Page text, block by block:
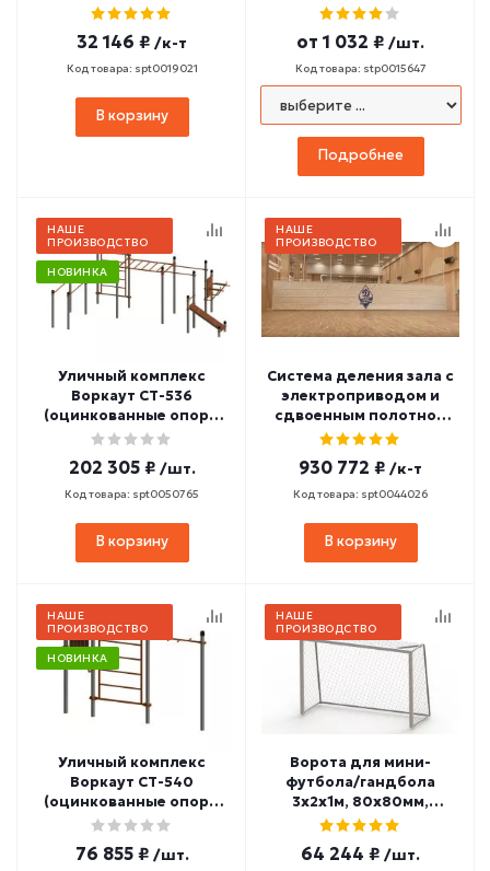
32 146 ₽ /к-т
Код товара: spt0019021
В корзину
от 1 032 ₽ /шт.
Код товара: stp0015647
Подробнее
НАШЕ
ПРОИЗВОДСТВО
НОВИНКА
Уличный комплекс
Воркаут СТ-536
(оцинкованные опоры
89 мм)
202 305 ₽ /шт.
Код товара: spt0050765
В корзину
НАШЕ
ПРОИЗВОДСТВО
Система деления зала с
электроприводом и
сдвоенным полотном
25-30 м СТ-288
930 772 ₽ /к-т
Код товара: spt0044026
В корзину
НАШЕ
ПРОИЗВОДСТВО
НОВИНКА
Уличный комплекс
Воркаут СТ-540
(оцинкованные опоры
89 мм)
76 855 ₽ /шт.
НАШЕ
ПРОИЗВОДСТВО
Ворота для мини-
футбола/гандбола
3х2х1м, 80х80мм,
алюминий/
(одноцветные) СТ-463
64 244 ₽ /шт.